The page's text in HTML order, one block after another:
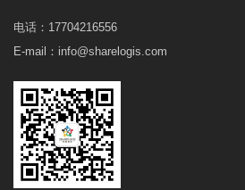
电话： 17704216556
E-mail： info@sharelogis.com